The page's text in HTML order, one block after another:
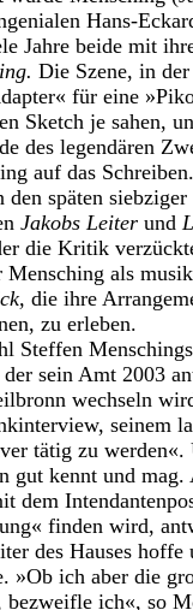
Hans-
Jahre beide mit
Die Szene, in
für eine
Sketch je sahen,
des legendären
auf das
den späten
Jakobs Leiter und
die Kritik
Mensching als
die ihre
zu erleben.
Steffen
sein Amt 2003
wechseln
seinem
tätig zu
gut kennt und
dem
finden wird,
des Hauses hoffe
»Ob ich aber die
bezweifle ich«, so